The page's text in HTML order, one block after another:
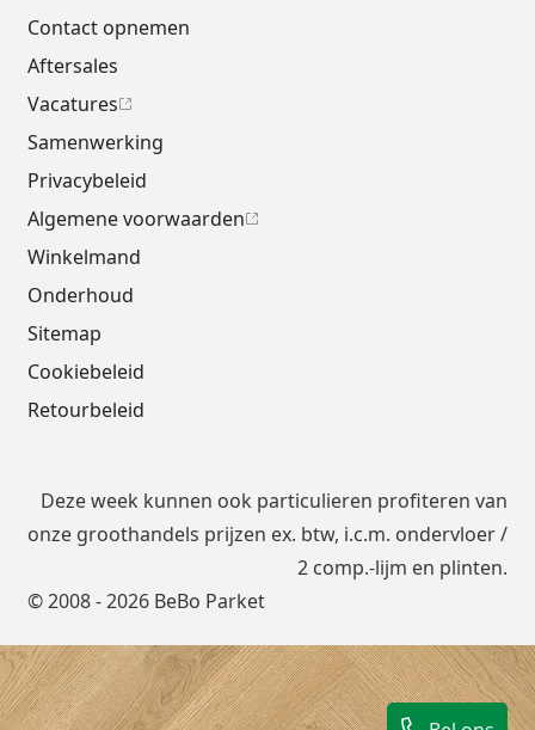
Contact opnemen
Aftersales
Vacatures
Samenwerking
Privacybeleid
Algemene voorwaarden
Winkelmand
Onderhoud
Sitemap
Cookiebeleid
Retourbeleid
© 2008 - 2026 BeBo Parket
Deze week kunnen ook particulieren profiteren van
onze groothandels prijzen ex. btw, i.c.m. ondervloer/
2 comp.-lijm en plinten.